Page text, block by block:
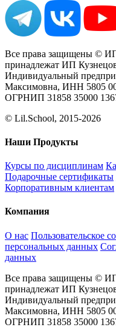
Все права защищены ©
принадлежат ИП
Индивидуальный
Максимовна, ИНН 5805
ОГРНИП 31858 35000
© Lil.School, 2015‐2026
Наши Продукты
Курсы по дисциплинам
Подарочные сертификаты
Корпоративным клиентам
Компания
О нас Пользовательское
персональных данных
данных
Все права защищены ©
принадлежат ИП
Индивидуальный
Максимовна, ИНН 5805
ОГРНИП 31858 35000